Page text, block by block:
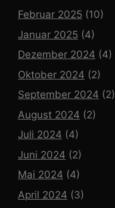
Februar 2025 (10)
Januar 2025 (4)
Dezember 2024 (4)
Oktober 2024 (2)
September 2024 (2)
August 2024 (2)
Juli 2024 (4)
Juni 2024 (2)
Mai 2024 (4)
April 2024 (3)